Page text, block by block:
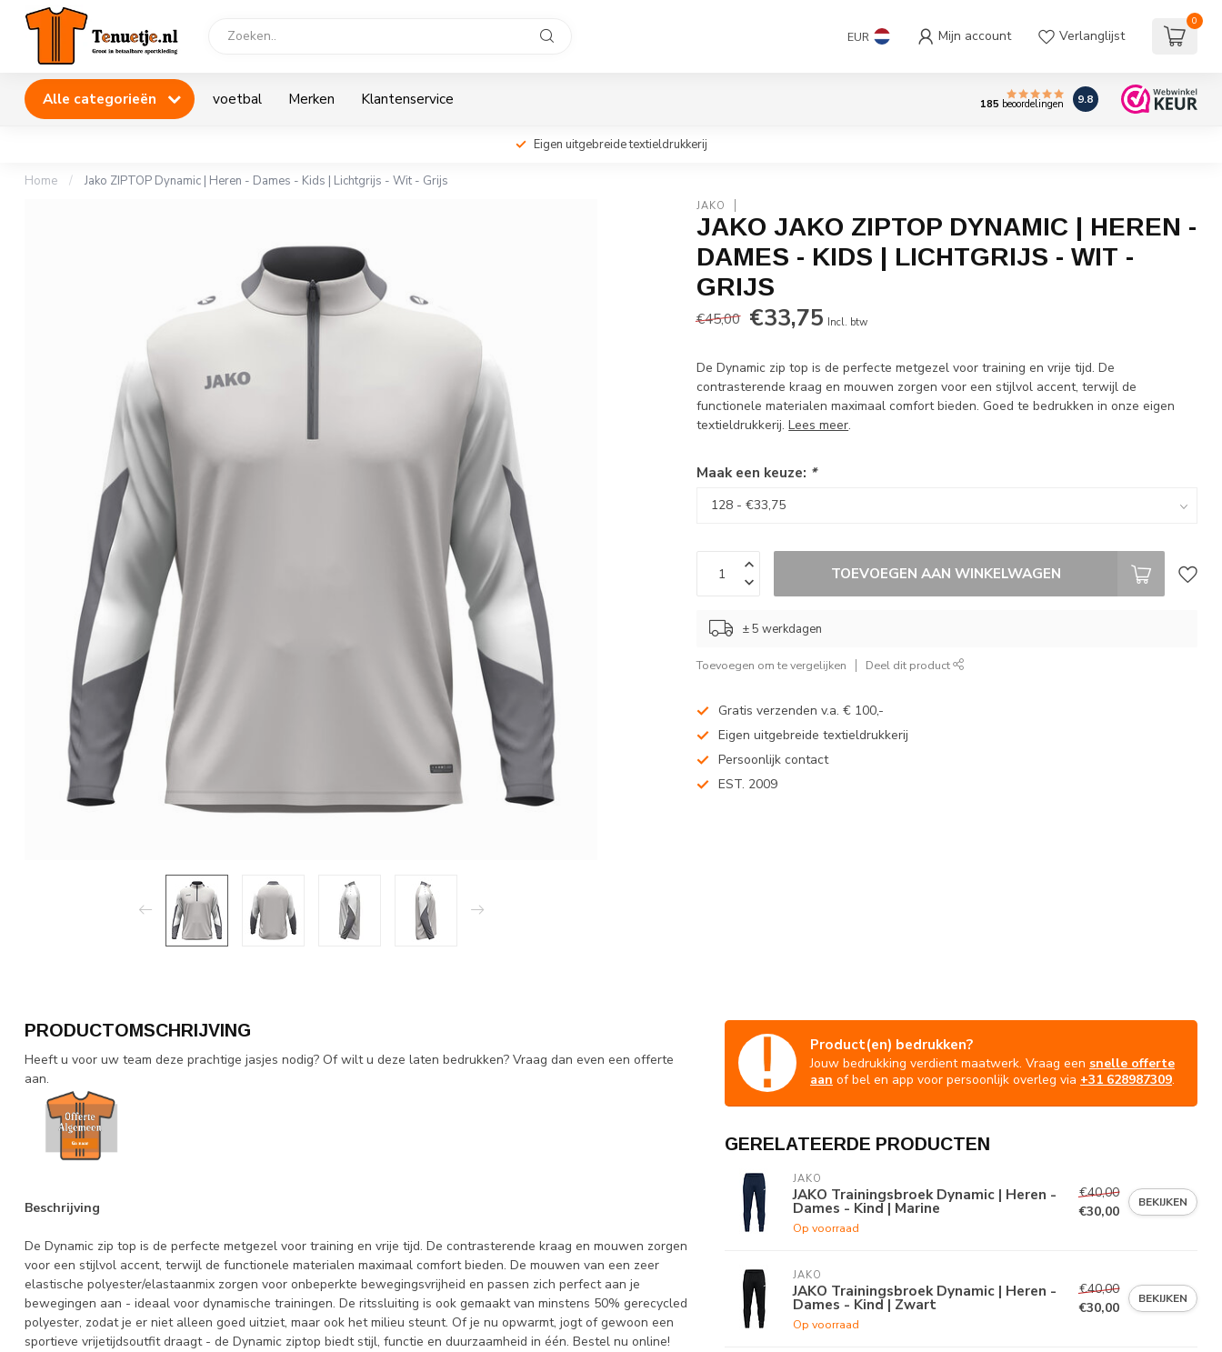
EUR Mijn account Verlanglijst
0
Alle categorieën voetbal Merken Klantenservice 185 beoordelingen 9.8
Eigen uitgebreide textieldrukkerij
Home / Jako ZIPTOP Dynamic | Heren - Dames - Kids | Lichtgrijs - Wit - Grijs
JAKO
JAKO JAKO ZIPTOP DYNAMIC | HEREN -
DAMES - KIDS | LICHTGRIJS - WIT -
GRIJS
€45,00 €33,75 Incl. btw
De Dynamic zip top is de perfecte metgezel voor training en vrije tijd. De
contrasterende kraag en mouwen zorgen voor een stijlvol accent, terwijl de
functionele materialen maximaal comfort bieden. Goed te bedrukken in onze eigen
textieldrukkerij.Lees meer.
Maak een keuze: *
TOEVOEGEN AAN WINKELWAGEN
± 5 werkdagen
Toevoegen om te vergelijken Deel dit product
Gratis verzenden v.a. € 100,-
Eigen uitgebreide textieldrukkerij
Persoonlijk contact
EST. 2009
PRODUCTOMSCHRIJVING
Heeft u voor uw team deze prachtige jasjes nodig? Of wilt u deze laten bedrukken? Vraag dan even een offerte
aan.
Beschrijving
De Dynamic zip top is de perfecte metgezel voor training en vrije tijd. De contrasterende kraag en mouwen zorgen
voor een stijlvol accent, terwijl de functionele materialen maximaal comfort bieden. De mouwen van een zeer
elastische polyester/elastaanmix zorgen voor onbeperkte bewegingsvrijheid en passen zich perfect aan je
bewegingen aan - ideaal voor dynamische trainingen. De ritssluiting is ook gemaakt van minstens 50% gerecycled
polyester, zodat je er niet alleen goed uitziet, maar ook het milieu steunt. Of je nu opwarmt, jogt of gewoon een
sportieve vrijetijdsoutfit draagt - de Dynamic ziptop biedt stijl, functie en duurzaamheid in één. Bestel nu online!
Product(en) bedrukken?
Jouw bedrukking verdient maatwerk. Vraag een snelle offerte
aan of bel en app voor persoonlijk overleg via +31 628987309.
GERELATEERDE PRODUCTEN
JAKO
JAKO Trainingsbroek Dynamic | Heren -
Dames - Kind | Marine
Op voorraad
€40,00
€30,00
BEKIJKEN
JAKO
JAKO Trainingsbroek Dynamic | Heren -
Dames - Kind | Zwart
Op voorraad
€40,00
€30,00
BEKIJKEN